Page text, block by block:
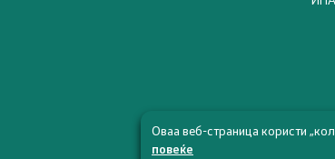
Оваа веб-страница користи
повеќе